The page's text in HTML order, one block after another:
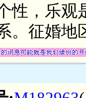
性，乐观
。征婚地